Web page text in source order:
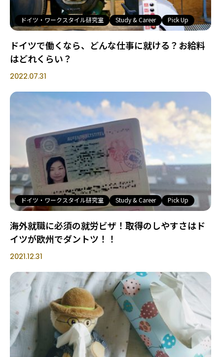
ドイツ・ワークスタイル研究室 Study & Career Pick Up
ドイツで働くなら、どんな仕事に就ける？お給料
はどれくらい？
2022.07.31
ドイツ・ワークスタイル研究室 Study & Career Pick Up
海外就職に必須の就労ビザ！取得のしやすさはド
イツが欧州でダントツ！！
2021.12.31